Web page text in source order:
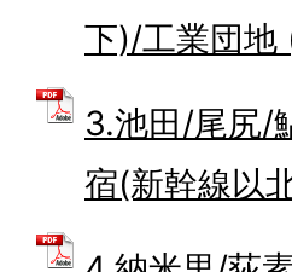
下)/工業団地
3.池田/尾尻/
宿(新幹線以